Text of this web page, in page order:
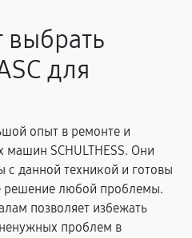
выбрать
для
опыт в ремонте и
SCHULTHESS. Они
с данной техникой и готовы
решение любой проблемы.
позволяет избежать
проблем в